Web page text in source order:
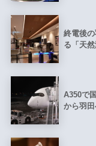
終電後
る「天
A350で
から羽田